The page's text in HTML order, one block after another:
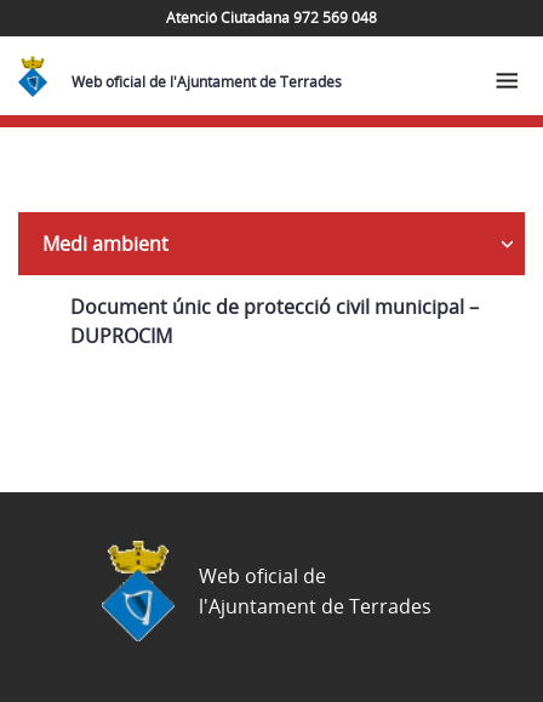
Atenció Ciutadana 972 569 048
Web oficial de l'Ajuntament de Terrades
Navega
Medi ambient
Document únic de protecció civil municipal –
DUPROCIM
Web oficial de
l'Ajuntament de Terrades